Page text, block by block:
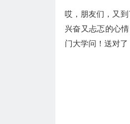
哎，朋友们，又
兴奋又忐忑的心
门大学问！送对